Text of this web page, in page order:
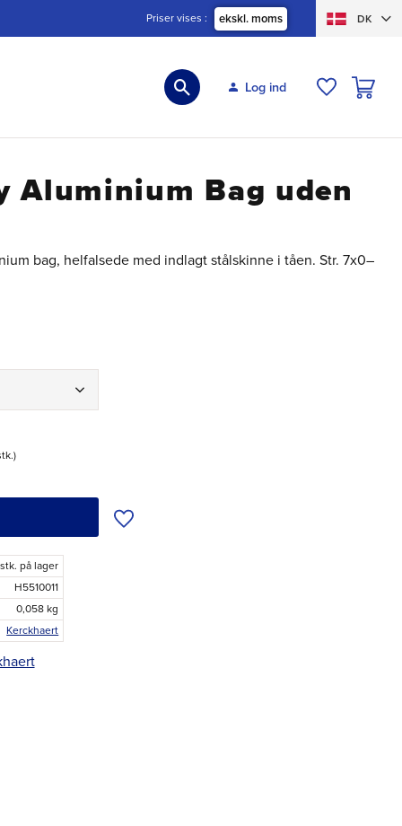
Priser vises ekskl. moms DK
Log ind
Aluminium Bag uden
bag, helfalsede med indlagt stålskinne i tåen. Str. 7x0–
Tilføj til ønskeliste
stk. på lager
H5510011
0,058 kg
Kerckhaert